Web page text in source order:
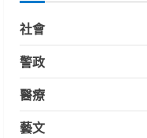
社會
警政
醫療
藝文